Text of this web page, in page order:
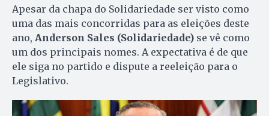
Apesar da chapa do Solidariedade ser visto como
uma das mais concorridas para as eleições deste
ano, Anderson Sales (Solidariedade) se vê como
um dos principais nomes. A expectativa é de que
ele siga no partido e dispute a reeleição para o
Legislativo.